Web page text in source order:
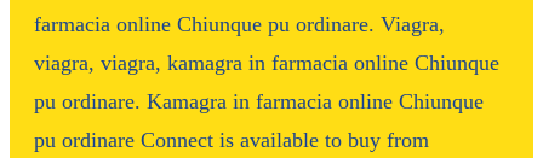
farmacia online Chiunque pu ordinare. Viagra,
viagra, viagra, kamagra in farmacia online Chiunque
pu ordinare. Kamagra in farmacia online Chiunque
pu ordinare Connect is available to buy from